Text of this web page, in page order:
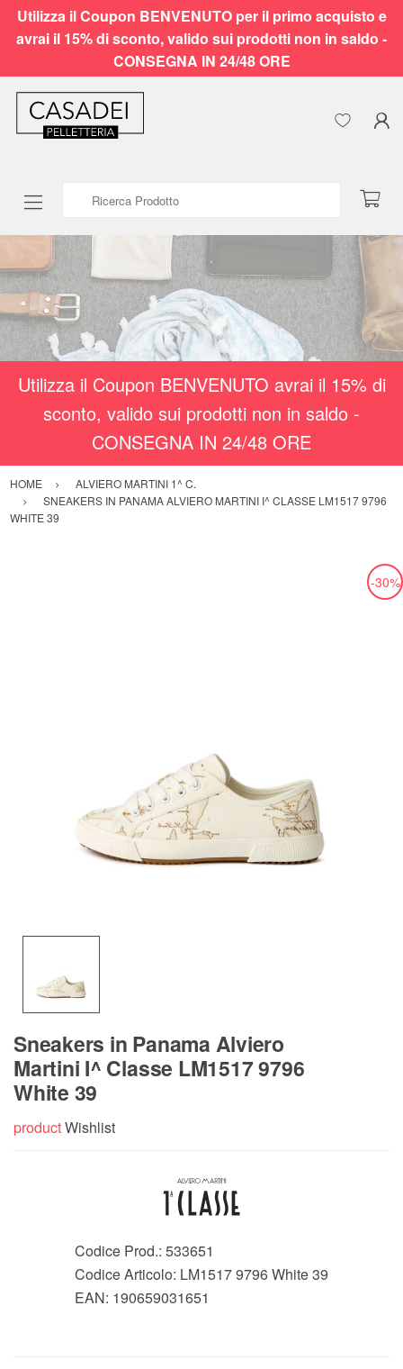
Utilizza il Coupon BENVENUTO per il primo acquisto e
avrai il 15% di sconto, valido sui prodotti non in saldo -
CONSEGNA IN 24/48 ORE
Utilizza il Coupon BENVENUTO avrai il 15% di
sconto, valido sui prodotti non in saldo -
CONSEGNA IN 24/48 ORE
HOME
ALVIERO MARTINI 1^ C.
SNEAKERS IN PANAMA ALVIERO MARTINI I^ CLASSE LM1517 9796
WHITE 39
-30%
Sneakers in Panama Alviero
Martini I^ Classe LM1517 9796
White 39
productWishlist
Codice Prod.: 533651
Codice Articolo: LM1517 9796 White 39
EAN: 190659031651